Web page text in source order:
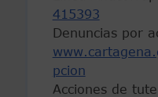
415393
Denuncias por
pcion
Acciones de